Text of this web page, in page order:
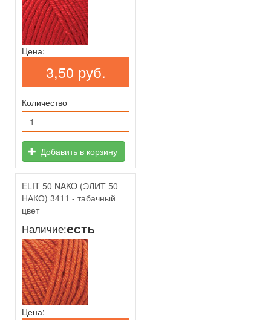
Цена:
3,50 руб.
Количество
Добавить в корзину
ELIT 50 NAKO (ЭЛИТ 50
НАКО) 3411 - табачный
цвет
Наличие:есть
Цена: